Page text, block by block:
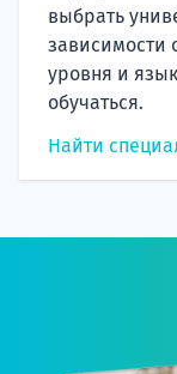
выбрать
зависимости
уровня и
обучаться.
Найти